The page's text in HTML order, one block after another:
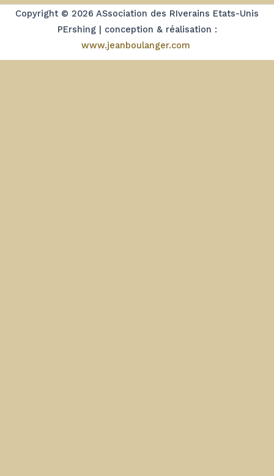
Copyright © 2026 ASsociation des RIverains Etats-Unis
PErshing | conception & réalisation :
www.jeanboulanger.com